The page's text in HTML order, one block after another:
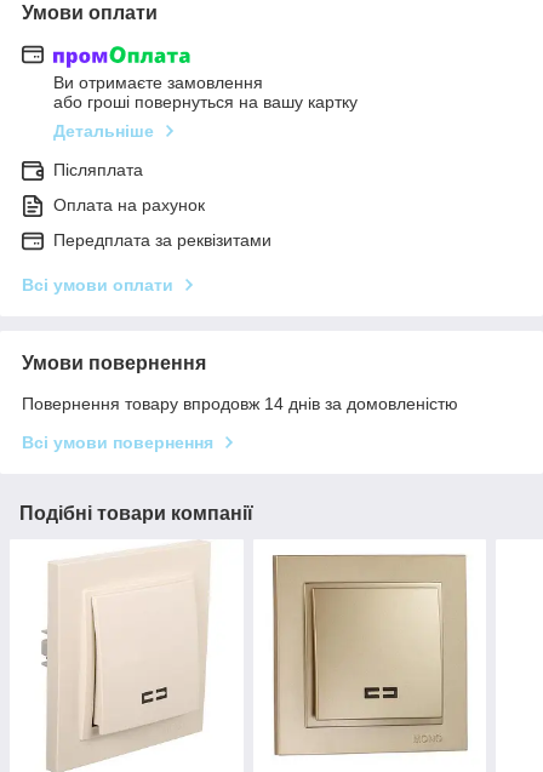
Умови оплати
Ви отримаєте замовлення
або гроші повернуться на вашу картку
Детальніше
Післяплата
Оплата на рахунок
Передплата за реквізитами
Всі умови оплати
Умови повернення
Повернення товару впродовж 14 днів за домовленістю
Всі умови повернення
Подібні товари компанії